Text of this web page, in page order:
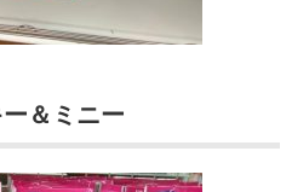
＆ミニー